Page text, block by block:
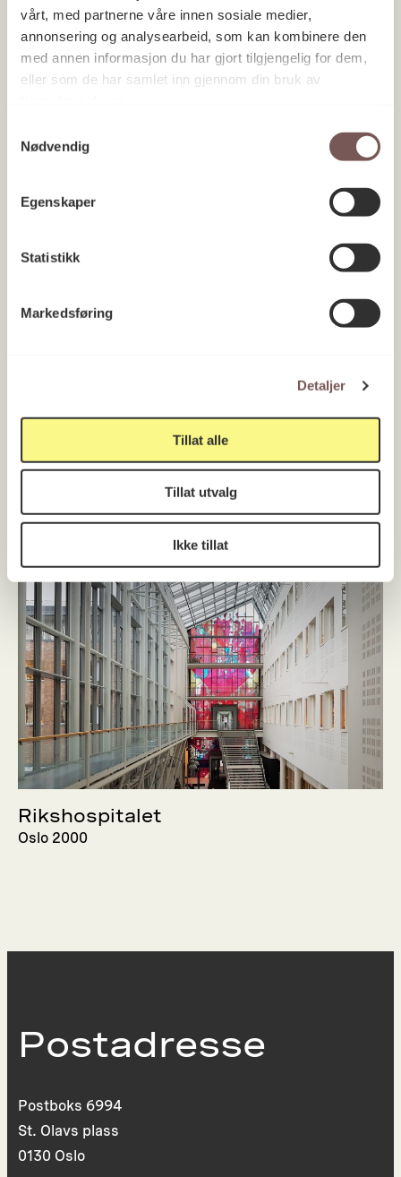
vårt, med partnerne våre innen sosiale medier,
annonsering og analysearbeid, som kan kombinere den
med annen informasjon du har gjort tilgjengelig for dem,
eller som de har samlet inn gjennom din bruk av
Nødvendig
Egenskaper
Statistikk
Markedsføring
Detaljer
Tillat alle
Tillat utvalg
Ikke tillat
UiB Universitetet i Bergen, Fakultet
Vestland 2017
Statped Vest Bergen
Rikshospitalet
Oslo 2000
Postadresse
Postboks 6994
St. Olavs plass
0130 Oslo